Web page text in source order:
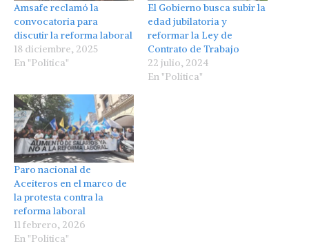
Amsafe reclamó la
convocatoria para
discutir la reforma laboral
18 diciembre, 2025
En "Política"
El Gobierno busca subir la
edad jubilatoria y
reformar la Ley de
Contrato de Trabajo
22 julio, 2024
En "Política"
Paro nacional de
Aceiteros en el marco de
la protesta contra la
reforma laboral
11 febrero, 2026
En "Política"